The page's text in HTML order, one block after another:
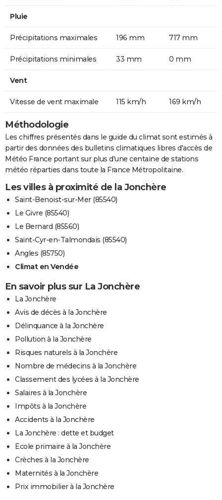
Pluie
Précipitations maximales 196 mm 717 mm
Précipitations minimales 33 mm 0 mm
Vent
Vitesse de vent maximale 115 km/h 169 km/h
Méthodologie
Les chiffres présentés dans le guide du climat sont estimés à
partir des données des bulletins climatiques libres d'accès de
Météo France portant sur plus d'une centaine de stations
météo réparties dans toute la France Métropolitaine.
Les villes à proximité de la Jonchère
Saint-Benoist-sur-Mer (85540)
Le Givre (85540)
Le Bernard (85560)
Saint-Cyr-en-Talmondais (85540)
Angles (85750)
Climat en Vendée
En savoir plus sur La Jonchère
La Jonchère
Avis de décès à la Jonchère
Délinquance à la Jonchère
Pollution à la Jonchère
Risques naturels à la Jonchère
Nombre de médecins à la Jonchère
Classement des lycées à la Jonchère
Salaires à la Jonchère
Impôts à la Jonchère
Accidents à la Jonchère
La Jonchère : dette et budget
Ecole primaire à la Jonchère
Crèches à la Jonchère
Maternités à la Jonchère
Prix immobilier à la Jonchère